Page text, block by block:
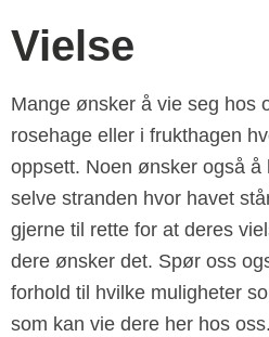
Vielse
Mange ønsker å vie seg hos
rosehage eller i frukthagen
oppsett. Noen ønsker også å
selve stranden hvor havet
gjerne til rette for at deres
dere ønsker det. Spør oss
forhold til hvilke muligheter
som kan vie dere her hos oss.